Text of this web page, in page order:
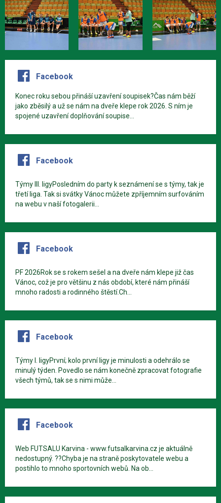
Facebook
Konec roku sebou přináší uzavření soupisek?Čas nám běží
jako zběsilý a už se nám na dveře klepe rok 2026. S ním je
spojené uzavření doplňování soupise...
Facebook
Týmy III. ligyPosledním do party k seznámení se s týmy, tak je
třetí liga. Tak si svátky Vánoc můžete zpříjemním surfováním
na webu v naší fotogalerii...
Facebook
PF 2026Rok se s rokem sešel a na dveře nám klepe již čas
Vánoc, což je pro většinu z nás období, které nám přináší
mnoho radosti a rodinného štěstí.Ch...
Facebook
Týmy I. ligyPrvní; kolo první ligy je minulosti a odehrálo se
minulý týden. Povedlo se nám konečně zpracovat fotografie
všech týmů, tak se s nimi může...
Facebook
Web FUTSALU Karvina - www.futsalkarvina.cz je aktuálně
nedostupný. ??Chyba je na straně poskytovatele webu a
postihlo to mnoho sportovních webů. Na ob...